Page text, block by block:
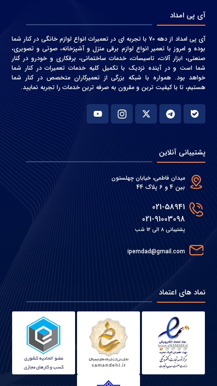
آی پی امداد
آی پی امداد از دهه 70 با تجربه ای در تعمیرات انواع لوازم خانگی در کنار شما
بوده و امروز با تعمیر انواع لوازم برقی منزل و آشپزخانه، صوتی و‌ تصویری،
صنعتی، ابزار آلات، تاسیسات، خدمات ساختمانی، برقکاری و خودرو در کنار
شما است و در آینده نزدیک با تکمیل کلیه خدمات تعمیرات در کنار شما
خواهد بود. همواره با شبکه بزرگی از تعمیرکاران متخصص در کنار شما
هستیم، تا با کیفیت ترین و مقرون به صرفه ترین خدمات را تجربه نمایید.
پشتیبانی آنلاین
میدان فاطمی، خیابان چهلستون
بین 4 و 6 پلاک 44
021-58941
021-91003098
پشتیبانی 8 الی 12 شب
ipemdad@gmail.com
نماد های اعتماد